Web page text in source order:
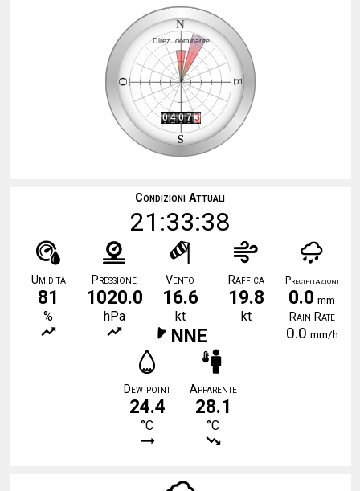
Condizioni Attuali
21:33:38
Umidità
81
%
Pressione
1020.0
hPa
Vento
16.6
kt
NNE
Raffica
19.8
kt
Precipitazioni
0.0 mm
Rain Rate
0.0 mm/h
Dew point
24.4
°C
Apparente
28.1
°C